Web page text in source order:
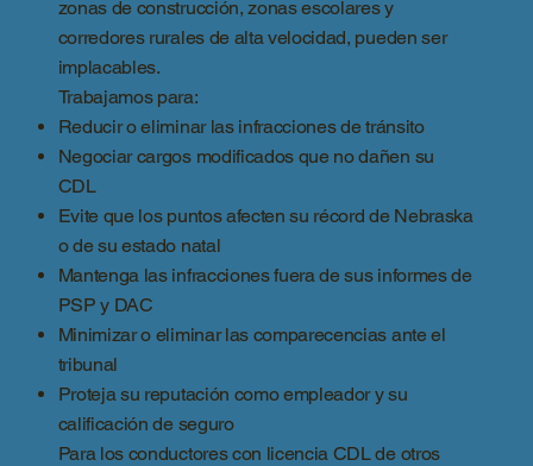
zonas de construcción, zonas escolares y
corredores rurales de alta velocidad, pueden ser
implacables.
Trabajamos para:
Reducir o eliminar las infracciones de tránsito
Negociar cargos modificados que no dañen su
CDL
Evite que los puntos afecten su récord de Nebraska
o de su estado natal
Mantenga las infracciones fuera de sus informes de
PSP y DAC
Minimizar o eliminar las comparecencias ante el
tribunal
Proteja su reputación como empleador y su
calificación de seguro
Para los conductores con licencia CDL de otros